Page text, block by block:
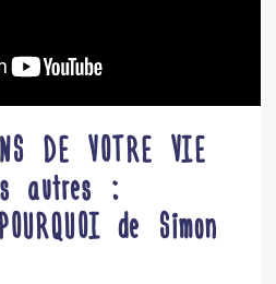
DE VOTRE VIE
autres :
de Simon